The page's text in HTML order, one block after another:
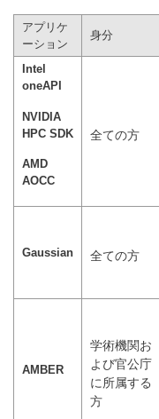
アプリケ
ーション
身分
Intel
oneAPI
NVIDIA
HPC SDK
AMD
AOCC
全ての方
Gaussian 全ての方
AMBER
学術機関お
よび官公庁
に所属する
方